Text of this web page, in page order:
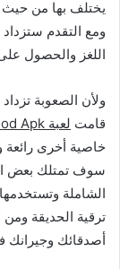
يختلف بها من حيث
ومع التقدم
اللغز والحصول
ولأن الصعوبة
قامت لعبة Gardenscapes Mod Apk مهكرة للاندرويد
خاصية أخرى
سوف تمتلك بعض
الشاملة
ترقية الحديقة
أصدقائك وجيرانك